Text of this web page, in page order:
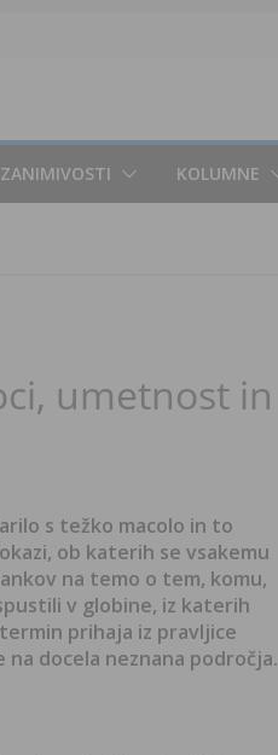
ZANIMIVOSTI KOLUMNE
umetnost in
s težko macolo in to
ob katerih se vsakemu
na temo o tem, komu,
v globine, iz katerih
prihaja iz pravljice
docela neznana področja.